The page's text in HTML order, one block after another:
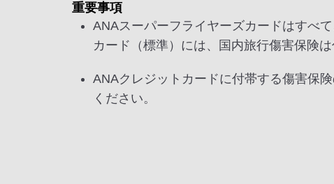
重要事項
ANAスーパーフライヤーズカードはすべ
カード（標準）には、国内旅行傷害保険
ANAクレジットカードに付帯する傷害保
ください。